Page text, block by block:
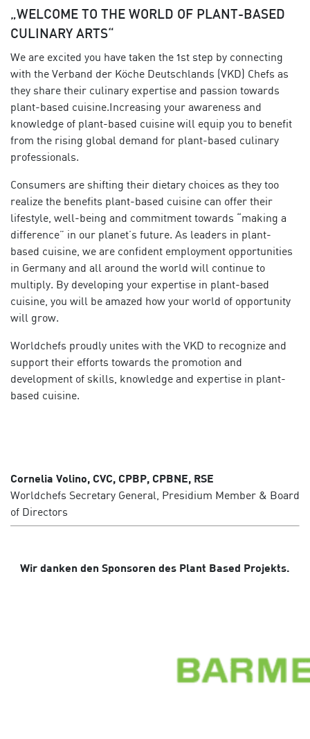
„WELCOME TO THE WORLD OF PLANT-BASED
CULINARY ARTS“
We are excited you have taken the 1st step by connecting
with the Verband der Köche Deutschlands (VKD) Chefs as
they share their culinary expertise and passion towards
plant-based cuisine.Increasing your awareness and
knowledge of plant-based cuisine will equip you to benefit
from the rising global demand for plant-based culinary
professionals.
Consumers are shifting their dietary choices as they too
realize the benefits plant-based cuisine can offer their
lifestyle, well-being and commitment towards “making a
difference” in our planet’s future. As leaders in plant-
based cuisine, we are confident employment opportunities
in Germany and all around the world will continue to
multiply. By developing your expertise in plant-based
cuisine, you will be amazed how your world of opportunity
will grow.
Worldchefs proudly unites with the VKD to recognize and
support their efforts towards the promotion and
development of skills, knowledge and expertise in plant-
based cuisine.
Cornelia Volino, CVC, CPBP, CPBNE, RSE
Worldchefs Secretary General, Presidium Member & Board
of Directors
Wir danken den Sponsoren des Plant Based Projekts.